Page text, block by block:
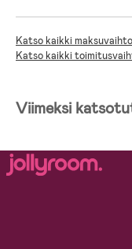
Katso kaikki
Katso kaikki
Viimeksi